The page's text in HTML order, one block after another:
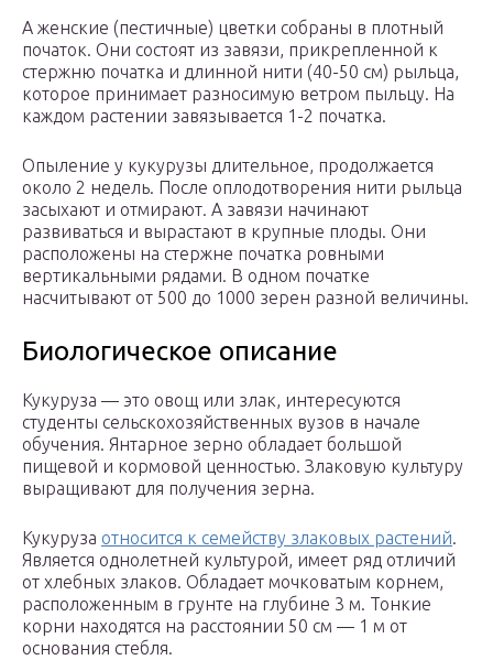
А женские (пестичные) цветки собраны в плотный
початок. Они состоят из завязи, прикрепленной к
стержню початка и длинной нити (40-50 см) рыльца,
которое принимает разносимую ветром пыльцу. На
каждом растении завязывается 1-2 початка.
Опыление у кукурузы длительное, продолжается
около 2 недель. После оплодотворения нити рыльца
засыхают и отмирают. А завязи начинают
развиваться и вырастают в крупные плоды. Они
расположены на стержне початка ровными
вертикальными рядами. В одном початке
насчитывают от 500 до 1000 зерен разной величины.
Биологическое описание
Кукуруза — это овощ или злак, интересуются
студенты сельскохозяйственных вузов в начале
обучения. Янтарное зерно обладает большой
пищевой и кормовой ценностью. Злаковую культуру
выращивают для получения зерна.
Кукуруза относится к семейству злаковых растений.
Является однолетней культурой, имеет ряд отличий
от хлебных злаков. Обладает мочковатым корнем,
расположенным в грунте на глубине 3 м. Тонкие
корни находятся на расстоянии 50 см — 1 м от
основания стебля.